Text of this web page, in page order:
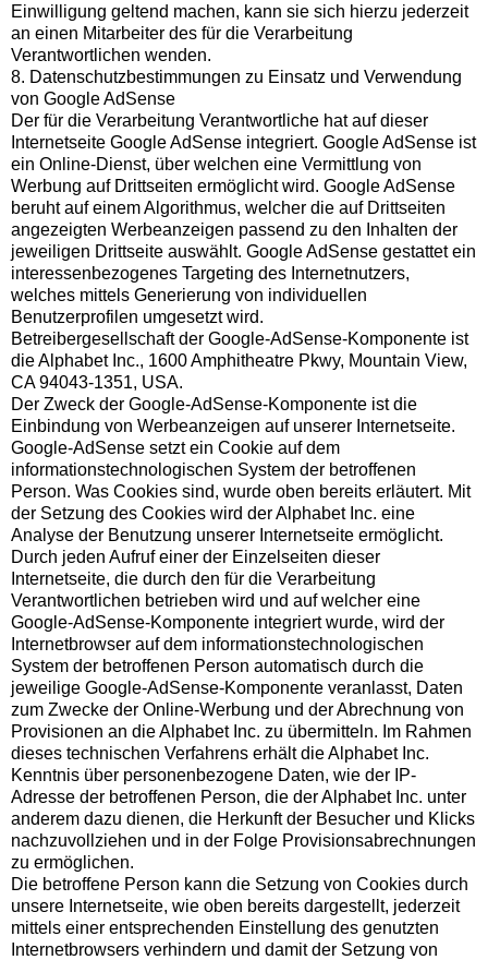
Einwilligung geltend machen, kann sie sich hierzu jederzeit
an einen Mitarbeiter des für die Verarbeitung
Verantwortlichen wenden.
8. Datenschutzbestimmungen zu Einsatz und Verwendung
von Google AdSense
Der für die Verarbeitung Verantwortliche hat auf dieser
Internetseite Google AdSense integriert. Google AdSense ist
ein Online-Dienst, über welchen eine Vermittlung von
Werbung auf Drittseiten ermöglicht wird. Google AdSense
beruht auf einem Algorithmus, welcher die auf Drittseiten
angezeigten Werbeanzeigen passend zu den Inhalten der
jeweiligen Drittseite auswählt. Google AdSense gestattet ein
interessenbezogenes Targeting des Internetnutzers,
welches mittels Generierung von individuellen
Benutzerprofilen umgesetzt wird.
Betreibergesellschaft der Google-AdSense-Komponente ist
die Alphabet Inc., 1600 Amphitheatre Pkwy, Mountain View,
CA 94043-1351, USA.
Der Zweck der Google-AdSense-Komponente ist die
Einbindung von Werbeanzeigen auf unserer Internetseite.
Google-AdSense setzt ein Cookie auf dem
informationstechnologischen System der betroffenen
Person. Was Cookies sind, wurde oben bereits erläutert. Mit
der Setzung des Cookies wird der Alphabet Inc. eine
Analyse der Benutzung unserer Internetseite ermöglicht.
Durch jeden Aufruf einer der Einzelseiten dieser
Internetseite, die durch den für die Verarbeitung
Verantwortlichen betrieben wird und auf welcher eine
Google-AdSense-Komponente integriert wurde, wird der
Internetbrowser auf dem informationstechnologischen
System der betroffenen Person automatisch durch die
jeweilige Google-AdSense-Komponente veranlasst, Daten
zum Zwecke der Online-Werbung und der Abrechnung von
Provisionen an die Alphabet Inc. zu übermitteln. Im Rahmen
dieses technischen Verfahrens erhält die Alphabet Inc.
Kenntnis über personenbezogene Daten, wie der IP-
Adresse der betroffenen Person, die der Alphabet Inc. unter
anderem dazu dienen, die Herkunft der Besucher und Klicks
nachzuvollziehen und in der Folge Provisionsabrechnungen
zu ermöglichen.
Die betroffene Person kann die Setzung von Cookies durch
unsere Internetseite, wie oben bereits dargestellt, jederzeit
mittels einer entsprechenden Einstellung des genutzten
Internetbrowsers verhindern und damit der Setzung von